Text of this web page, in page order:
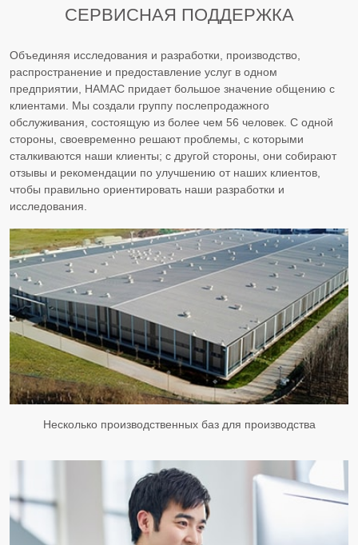
СЕРВИСНАЯ ПОДДЕРЖКА
Объединяя исследования и разработки, производство,
распространение и предоставление услуг в одном
предприятии, HAMAC придает большое значение общению с
клиентами. Мы создали группу послепродажного
обслуживания, состоящую из более чем 56 человек. С одной
стороны, своевременно решают проблемы, с которыми
сталкиваются наши клиенты; с другой стороны, они собирают
отзывы и рекомендации по улучшению от наших клиентов,
чтобы правильно ориентировать наши разработки и
исследования.
Несколько производственных баз для производства